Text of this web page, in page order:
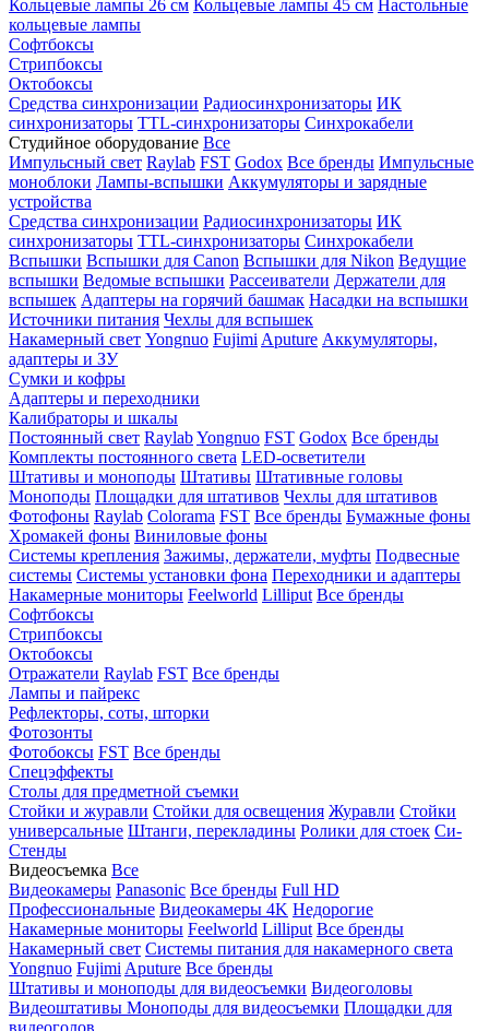
Кольцевые лампы 26 см Кольцевые лампы 45 см Настольные
кольцевые лампы
Софтбоксы
Стрипбоксы
Октобоксы
Средства синхронизации Радиосинхронизаторы ИК
синхронизаторы TTL-синхронизаторы Синхрокабели
Студийное оборудование Все
Импульсный свет Raylab FST Godox Все бренды Импульсные
моноблоки Лампы-вспышки Аккумуляторы и зарядные
устройства
Средства синхронизации Радиосинхронизаторы ИК
синхронизаторы TTL-синхронизаторы Синхрокабели
Вспышки Вспышки для Canon Вспышки для Nikon Ведущие
вспышки Ведомые вспышки Рассеиватели Держатели для
вспышек Адаптеры на горячий башмак Насадки на вспышки
Источники питания Чехлы для вспышек
Накамерный свет Yongnuo Fujimi Aputure Аккумуляторы,
адаптеры и ЗУ
Сумки и кофры
Адаптеры и переходники
Калибраторы и шкалы
Постоянный свет RaylabYongnuo FST Godox Все бренды
Комплекты постоянного света LED-осветители
Штативы и моноподы Штативы Штативные головы
Моноподы Площадки для штативов Чехлы для штативов
Фотофоны Raylab Colorama FST Все бренды Бумажные фоны
Хромакей фоны Виниловые фоны
Системы крепления Зажимы, держатели, муфты Подвесные
системы Системы установки фона Переходники и адаптеры
Накамерные мониторы Feelworld Lilliput Все бренды
Софтбоксы
Стрипбоксы
Октобоксы
Отражатели Raylab FST Все бренды
Лампы и пайрекс
Рефлекторы, соты, шторки
Фотозонты
Фотобоксы FST Все бренды
Спецэффекты
Столы для предметной съемки
Стойки и журавли Стойки для освещения Журавли Стойки
универсальные Штанги, перекладины Ролики для стоек Си-
Стенды
Видеосъемка Все
Видеокамеры Panasonic Все бренды Full HD
Профессиональные Видеокамеры 4K Недорогие
Накамерные мониторы Feelworld Lilliput Все бренды
Накамерный свет Системы питания для накамерного света
Yongnuo Fujimi Aputure Все бренды
Штативы и моноподы для видеосъемки Видеоголовы
Видеоштативы Моноподы для видеосъемки Площадки для
видеоголов